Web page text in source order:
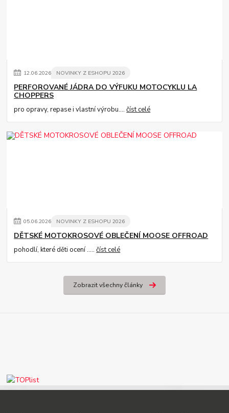
12.06.2026 NOVINKY Z ESHOPU 2026
PERFOROVANÉ JÁDRA DO VÝFUKU MOTOCYKLU LA
CHOPPERS
pro opravy, repase i vlastní výrobu....číst celé
05.06.2026 NOVINKY Z ESHOPU 2026
DĚTSKÉ MOTOKROSOVÉ OBLEČENÍ MOOSE OFFROAD
pohodlí, které děti ocení .....číst celé
Zobrazit všechny články